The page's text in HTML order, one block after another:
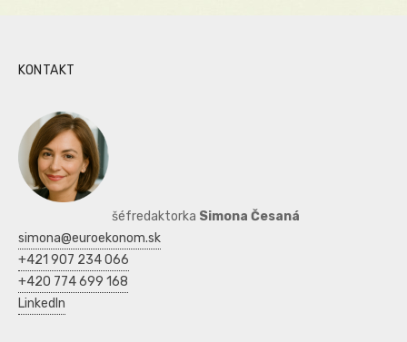
KONTAKT
šéfredaktorka Simona Česaná
simona@euroekonom.sk
+421 907 234 066
+420 774 699 168
LinkedIn